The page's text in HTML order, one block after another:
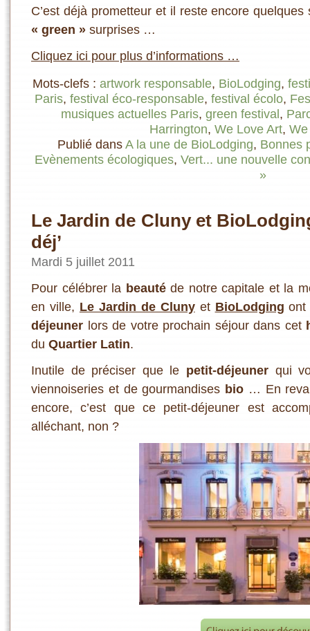
C’est déjà prometteur et il reste encore
« green » surprises …
Cliquez ici pour plus d’informations …
Mots-clefs : artwork responsable, BioLodging,
Paris, festival éco-responsable, festival écolo,
musiques actuelles Paris, green festival,
Harrington, We Love Art,
Publié dansA la une de BioLodging, Bonnes
Evènements écologiques, Vert... une nouvelle
»
Le Jardin de Cluny et
déj’
Mardi 5 juillet 2011
Pour célébrer la beautéde notre capitale et la
en ville, Le Jardin de Clunyet BioLodging ont
déjeuner lors de votre prochain séjour dans cet
du Quartier Latin.
Inutile de préciser que le petit-déjeunerqui
viennoiseries et de gourmandises bio … En
encore, c’est que ce petit-déjeuner est
alléchant, non ?